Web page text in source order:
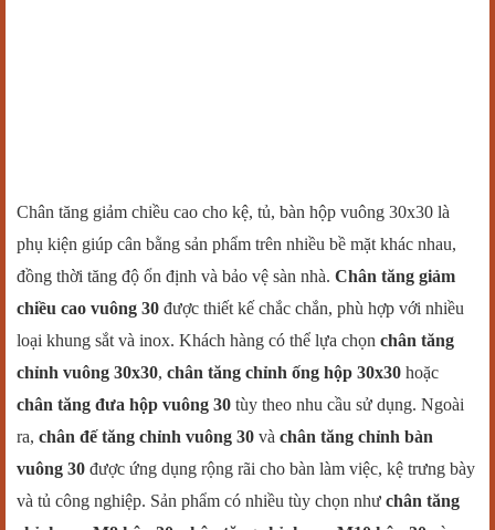
Chân tăng giảm chiều cao cho kệ, tủ, bàn hộp vuông 30x30 là
phụ kiện giúp cân bằng sản phẩm trên nhiều bề mặt khác nhau,
đồng thời tăng độ ổn định và bảo vệ sàn nhà. Chân tăng giảm
chiều cao vuông 30 được thiết kế chắc chắn, phù hợp với nhiều
loại khung sắt và inox. Khách hàng có thể lựa chọn chân tăng
chỉnh vuông 30x30, chân tăng chỉnh ống hộp 30x30 hoặc
chân tăng đưa hộp vuông 30 tùy theo nhu cầu sử dụng. Ngoài
ra, chân đế tăng chỉnh vuông 30 và chân tăng chỉnh bàn
vuông 30 được ứng dụng rộng rãi cho bàn làm việc, kệ trưng bày
và tủ công nghiệp. Sản phẩm có nhiều tùy chọn như chân tăng